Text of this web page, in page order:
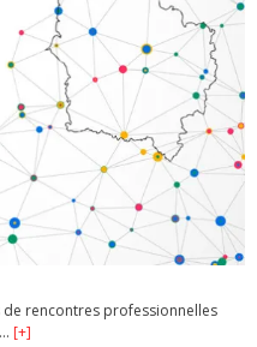
rencontres professionnelles
[+]